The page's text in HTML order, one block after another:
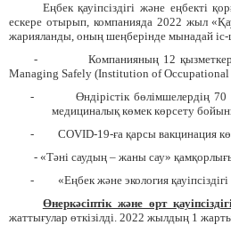
Еңбек қауіпсіздігі және еңбекті
ескере отырып, компанияда 2022 жыл
жарияланды, оның шеңберінде мынадай іс-
-
Компанияның 12
Managing Safely (Institution of Occupational
-
Өндірістік бөлімшелердің
медициналық көмек көрсету
-
COVID-19-ға қарсы вакцинация
- «Тәні саудың – жаны сау»
-
«Еңбек және экология
Өнеркәсіптік және өрт
жаттығулар өткізілді. 2022 жылдың 1